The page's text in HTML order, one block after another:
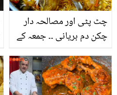
چٹ پٹی اور مصالحہ دار
چکن دم بریانی ۔۔ جمعہ کے
بریانی بنائیں اور سب کے
دل جیت لیں